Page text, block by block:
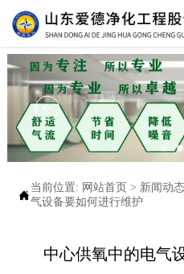

当前位置: 网站首页 > 新闻动态
气设备要如何进行维护
中心供氧中的电气